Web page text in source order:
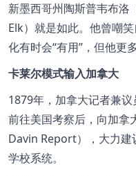
新墨西哥州陶斯普韦布
Elk）就是如此。他曾嘲
化有时会 有用
，但他更
卡莱尔模式输入加拿大
1879年，加拿大记者兼
前往美国考察后，向加拿
Davin Report），大力建
学校系统。